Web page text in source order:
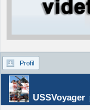
Profil
USSVoyager